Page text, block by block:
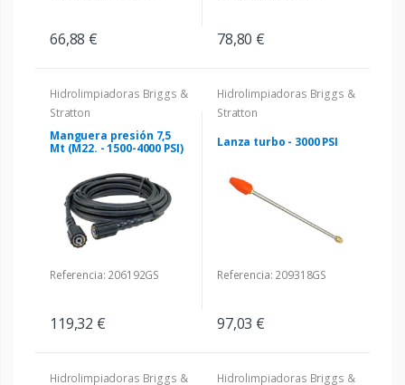
66,88 € 78,80 €
Hidrolimpiadoras Briggs &
Stratton
Manguera presión 7,5
Mt (M22. - 1500-4000 PSI)
Referencia: 206192GS
119,32 €
Hidrolimpiadoras Briggs &
Stratton
Lanza turbo - 3000 PSI
Referencia: 209318GS
97,03 €
Hidrolimpiadoras Briggs & Hidrolimpiadoras Briggs &